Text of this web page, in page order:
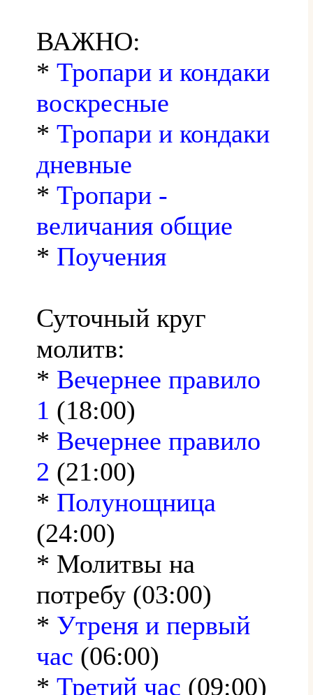
ВАЖНО:
* Тропари и кондаки
воскресные
* Тропари и кондаки
дневные
* Тропари -
величания общие
* Поучения
Суточный круг
молитв:
* Вечернее правило
1 (18:00)
* Вечернее правило
2 (21:00)
* Полунощница
(24:00)
* Молитвы на
потребу (03:00)
* Утреня и первый
час (06:00)
* Третий час (09:00)